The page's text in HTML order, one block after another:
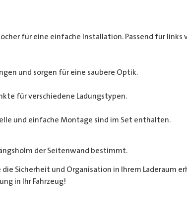
für eine einfache Installation. Passend für links
und sorgen für eine saubere Optik.
für verschiedene Ladungstypen.
und einfache Montage sind im Set enthalten.
der Seitenwand bestimmt.
Sicherheit und Organisation in Ihrem Laderaum
in Ihr Fahrzeug!